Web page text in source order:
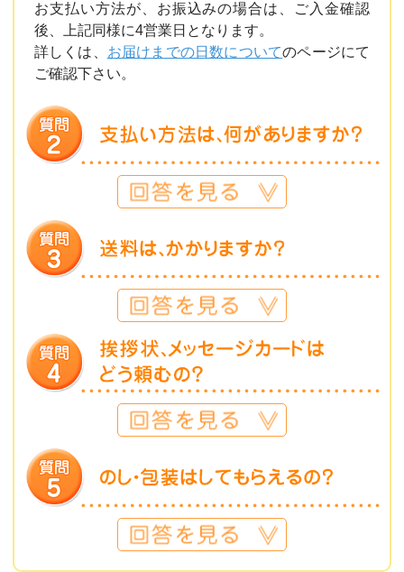
お支払い方法が、お振込みの場合は、ご入金確認
後、上記同様に4営業日となります。
詳しくは、 お届けまでの日数についてのページにて
ご確認下さい。